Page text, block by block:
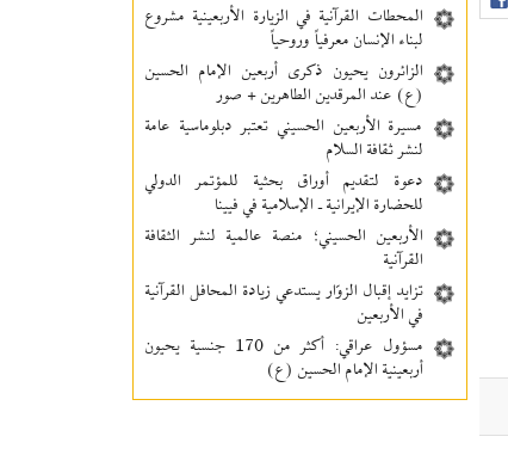
المحطات القرآنية في الزيارة الأربعينية مشروع
لبناء الإنسان معرفیاً وروحياً
الزائرون يحيون ذكرى أربعين الإمام الحسين
(ع) عند المرقدين الطاهرين + صور
مسيرة الأربعين الحسيني تعتبر دبلوماسية عامة
لنشر ثقافة السلام
دعوة لتقديم أوراق بحثية للمؤتمر الدولي
للحضارة الإيرانية ـ الإسلامية في فيينا
الأربعين الحسيني؛ منصة عالمية لنشر الثقافة
القرآنية
تزايد إقبال الزوّار يستدعي زيادة المحافل القرآنية
في الأربعين
مسؤول عراقي: أكثر من 170 جنسية يحيون
أربعينية الإمام الحسين (ع)